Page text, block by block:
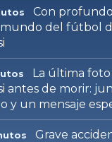
Con
del fútbol
La última
antes de morir:
y un mensaje
Grave